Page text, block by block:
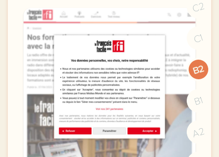
C2
C1
B2
B1
A2